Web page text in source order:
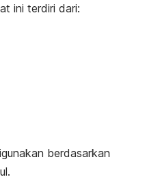
ini terdiri dari:
berdasarkan